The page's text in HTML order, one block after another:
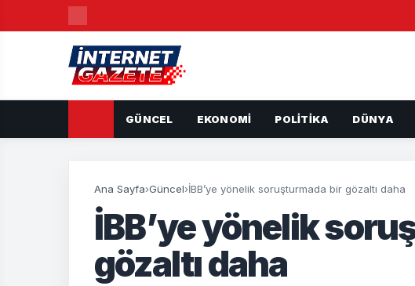
GÜNCEL EKONOMI POLITIKA DÜNYA
Ana Sayfa›Güncel›İBB’ye yönelik soruşturmada bir gözaltı daha
İBB’ye yönelik
gözaltı daha